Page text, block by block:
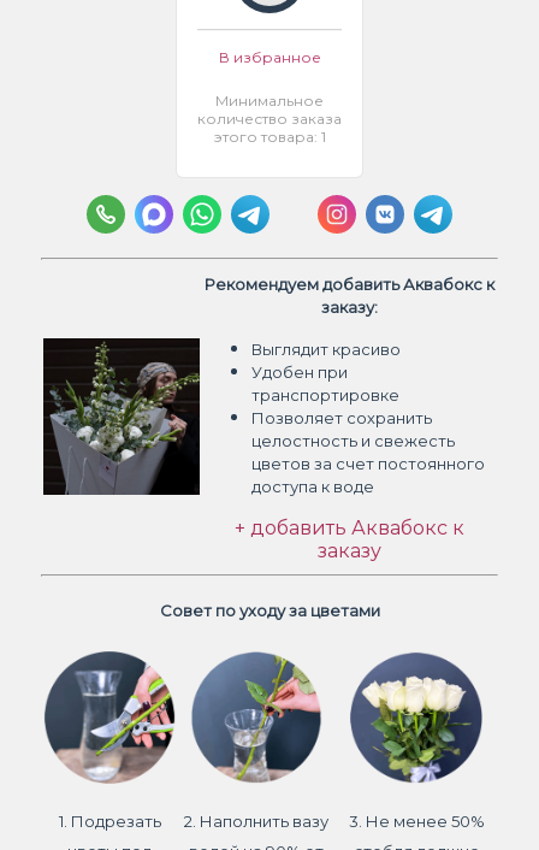
В избранное
Минимальное
количество заказа
этого товара: 1
Рекомендуем добавить Аквабокс к
заказу:
Выглядит красиво
Удобен при
транспортировке
Позволяет сохранить
целостность и свежесть
цветов за счет постоянного
доступа к воде
+ добавить Аквабокс к
заказу
Совет по уходу за цветами
1. Подрезать
2. Наполнить вазу
3. Не менее 50%